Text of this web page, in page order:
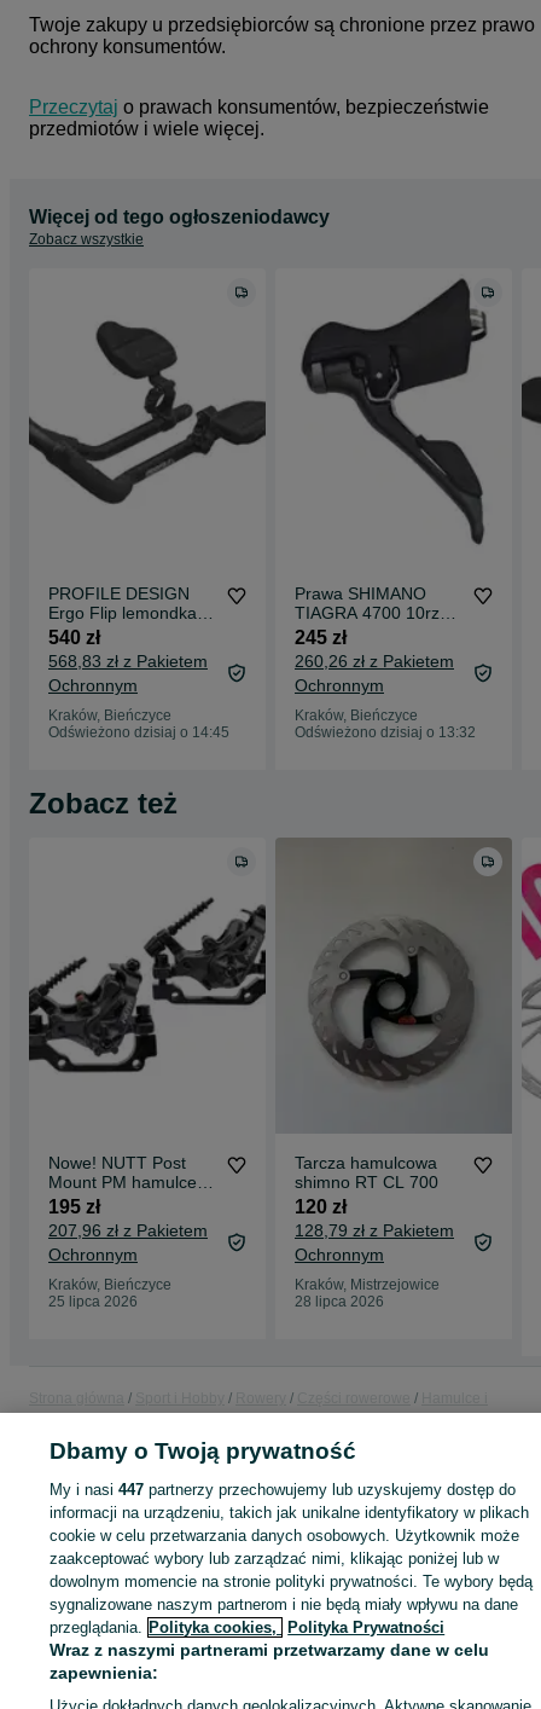
Twoje zakupy u przedsiębiorców są chronione przez prawo
ochrony konsumentów.
Przeczytaj o prawach konsumentów, bezpieczeństwie
przedmiotów i wiele więcej.
Więcej od tego ogłoszeniodawcy
Zobacz wszystkie
PROFILE DESIGN
Ergo Flip lemondka
nakładka czasowa
triathlon ironman
lenuszek kierownica
triathlonowa czas tt
540 zł
568,83 zł z Pakietem
Ochronnym
Kraków, Bieńczyce
Odświeżono dzisiaj o 14:45
Prawa SHIMANO
TIAGRA 4700 10rz
klamkomanetka
manetka klamka
szosowa gravel
klamkomanetki
manetki klamki
szosowe prawa
245 zł
260,26 zł z Pakietem
Ochronnym
Kraków, Bieńczyce
Odświeżono dzisiaj o 13:32
Zobacz też
Nowe! NUTT Post
Mount PM hamulce
tarczowe
mechaniczne zaciski
mtb
195 zł
207,96 zł z Pakietem
Ochronnym
Kraków, Bieńczyce
25 lipca 2026
Tarcza hamulcowa
shimno RT CL 700
120 zł
128,79 zł z Pakietem
Ochronnym
Kraków, Mistrzejowice
28 lipca 2026
Hamulce i przerzutki - Bieńczyce
KATEGORIA
ID:1040090823 Wyświetlenia:
Kup
Dbamy o Twoją prywatność
My i nasi447 partnerzy przechowujemy lub uzyskujemy dostęp do
informacji na urządzeniu, takich jak unikalne identyfikatory w plikach
cookie w celu przetwarzania danych osobowych. Użytkownik może
zaakceptować wybory lub zarządzać nimi, klikając poniżej lub w
dowolnym momencie na stronie polityki prywatności. Te wybory będą
sygnalizowane naszym partnerom i nie będą miały wpływu na dane
przeglądania. Polityka cookies, Polityka Prywatności
Wraz z naszymi partnerami przetwarzamy dane w celu
zapewnienia: